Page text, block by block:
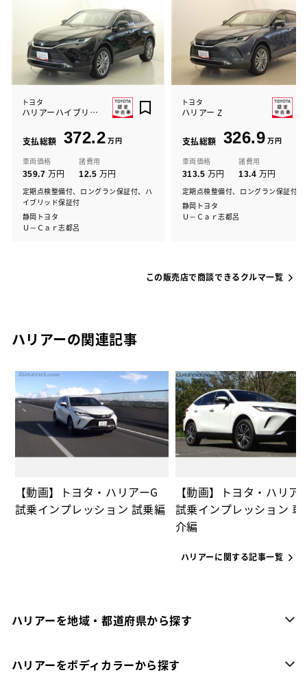
トヨタ
ハリアーハイブリッド Z
支払総額 372.2 万円
車両価格
359.7 万円
諸費用
12.5 万円
定期点検整備付、ロングラン保証付、ハ
イブリッド保証付
静岡トヨタ
Ｕ－Ｃａｒ志都呂
トヨタ
ハリアー Z
支払総額 326.9 万円
車両価格
313.5 万円
諸費用
13.4 万円
定期点検整備付、ロングラン保証付
静岡トヨタ
Ｕ－Ｃａｒ志都呂
この販売店で商談できるクルマ一覧
ハリアーの関連記事
【動画】トヨタ・ハリアーG
試乗インプレッション 試乗編
【動画】トヨタ・ハリア
試乗インプレッション 車
介編
ハリアーに関する記事一覧
ハリアーを地域・都道府県から探す
ハリアーをボディカラーから探す